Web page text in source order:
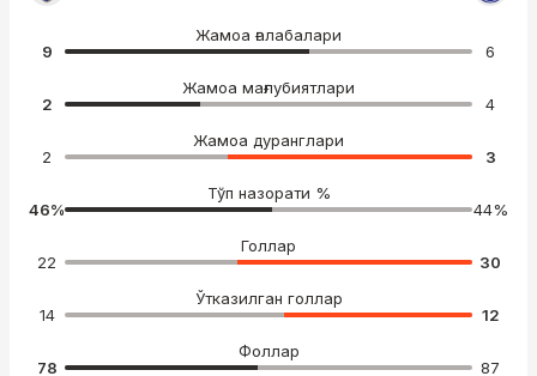
Жамоа ғалабалари
9
6
Жамоа мағлубиятлари
2
4
Жамоа дуранглари
2
3
Тўп назорати %
46% 44%
Голлар
22
30
Ўтказилган голлар
14
12
Фоллар
78
87